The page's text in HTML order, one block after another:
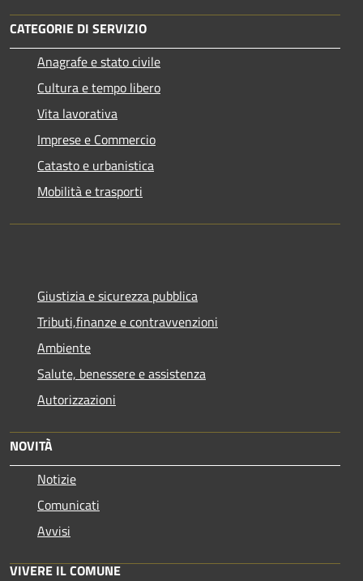
CATEGORIE DI SERVIZIO
Anagrafe e stato civile
Cultura e tempo libero
Vita lavorativa
Imprese e Commercio
Catasto e urbanistica
Mobilità e trasporti
Giustizia e sicurezza pubblica
Tributi,finanze e contravvenzioni
Ambiente
Salute, benessere e assistenza
Autorizzazioni
NOVITÀ
Notizie
Comunicati
Avvisi
VIVERE IL COMUNE